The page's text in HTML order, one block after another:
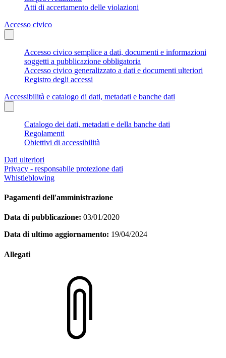
Atti di accertamento delle violazioni
Accesso civico
Accesso civico semplice a dati, documenti e informazioni
soggetti a pubblicazione obbligatoria
Accesso civico generalizzato a dati e documenti ulteriori
Registro degli accessi
Accessibilità e catalogo di dati, metadati e banche dati
Catalogo dei dati, metadati e della banche dati
Regolamenti
Obiettivi di accessibilità
Dati ulteriori
Privacy - responsabile protezione dati
Whistleblowing
Pagamenti dell'amministrazione
Data di pubblicazione: 03/01/2020
Data di ultimo aggiornamento: 19/04/2024
Allegati